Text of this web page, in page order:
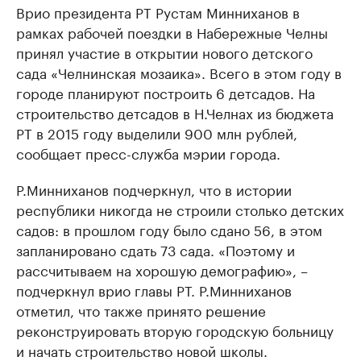
Врио президента РТ Рустам Минниханов в
рамках рабочей поездки в Набережные Челны
принял участие в открытии нового детского
сада «Челнинская мозаика». Всего в этом году в
городе планируют построить 6 детсадов. На
строительство детсадов в Н.Челнах из бюджета
РТ в 2015 году выделили 900 млн рублей,
сообщает пресс-служба мэрии города.
Р.Минниханов подчеркнул, что в истории
республики никогда не строили столько детских
садов: в прошлом году было сдано 56, в этом
запланировано сдать 73 сада. «Поэтому и
рассчитываем на хорошую демографию», –
подчеркнул врио главы РТ. Р.Минниханов
отметил, что также принято решение
реконструировать вторую городскую больницу
и начать строительство новой школы.